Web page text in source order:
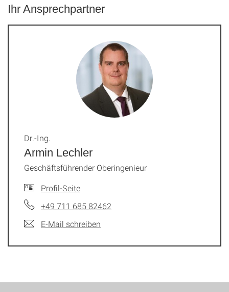
Ihr Ansprechpartner
Armin Lechler
Dr.-Ing.
Geschäftsführender Oberingenieur
Profil-Seite
+49 711 685 82462
E-Mail schreiben